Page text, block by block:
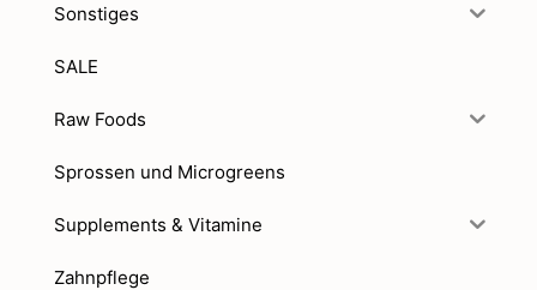
Sonstiges
SALE
Raw Foods
Sprossen und Microgreens
Supplements & Vitamine
Zahnpflege